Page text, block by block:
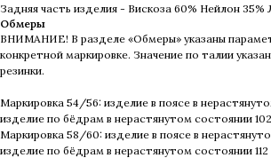
Задняя часть изделия - Вискоза 60% Нейлон 35%
Обмеры
ВНИМАНИЕ! В разделе «Обмеры» указаны
конкретной маркировке. Значение по талии
резинки.
Маркировка 54/56: изделие в поясе в
изделие по бёдрам в нерастянутом состоянии
Маркировка 58/60: изделие в поясе в
изделие по бёдрам в нерастянутом состоянии 112